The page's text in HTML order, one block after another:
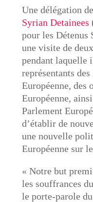
Une délégation de
Syrian Detainees
pour les Détenus
une visite de
pendant laquelle
représentants
Européenne, des
Européenne,
Parlement
d’établir de
une nouvelle
Européenne sur
« Notre but
les souffrances
le porte-parole